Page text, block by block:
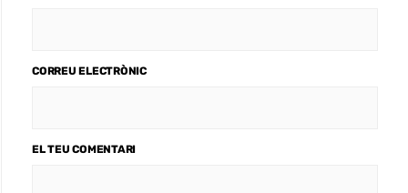
CORREU ELECTRÒNIC
EL TEU COMENTARI